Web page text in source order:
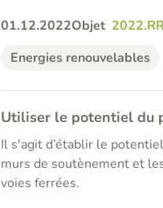
01.12.2022Objet
Energies renouvelables
Utiliser le potentiel du
Il s'agit d’établir le
murs de soutènement et
voies ferrées.